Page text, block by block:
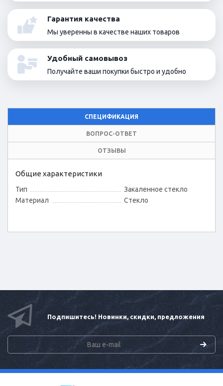
Гарантия качества
Мы уверенны в качестве наших товаров
Удобный самовывоз
Получайте ваши покупки быстро и удобно
СПЕЦИФИКАЦИЯ
ВОПРОС-ОТВЕТ
ОТЗЫВЫ
Общие характеристики
Тип
Закаленное стекло
Материал
Стекло
Подпишитесь! Новинки, скидки, предложения